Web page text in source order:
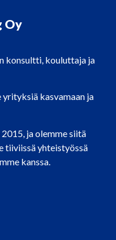
Oy
konsultti, kouluttaja ja
kasvamaan ja
ja olemme siitä
tiiviissä yhteistyössä
kanssa.